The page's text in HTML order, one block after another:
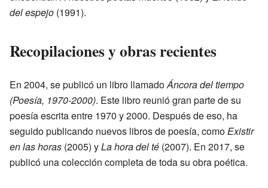
del espejo (1991).
Recopilaciones y obras recientes
En 2004, se publicó un libro llamadoÁncora del tiempo
(Poesía, 1970-2000). Este libro reunió gran parte de su
poesía escrita entre 1970 y 2000. Después de eso, ha
seguido publicando nuevos libros de poesía, comoExistir
en las horas (2005) yLa hora del té (2007). En 2017, se
publicó una colección completa de toda su obra poética.